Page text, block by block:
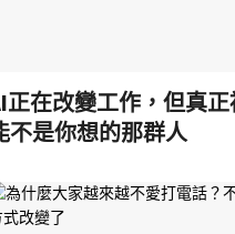
正在改變工作，但真
不是你想的那群人